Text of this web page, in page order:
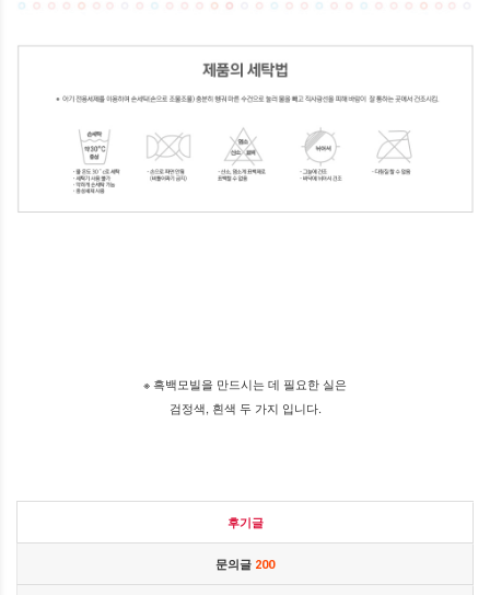
※ 흑백모빌을 만드시는 데 필요한 실은
검정색, 흰색 두 가지 입니다.
후기글
문의글 200